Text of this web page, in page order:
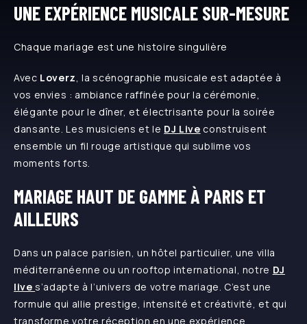
UNE EXPÉRIENCE MUSICALE SUR-MESURE
Chaque mariage est une histoire singulière
Avec Loverz , la scénographie musicale est adaptée à
vos envies : ambiance raffinée pour la cérémonie,
élégante pour le dîner, et électrisante pour la soirée
dansante. Les musiciens et le DJ Live construisent
ensemble un fil rouge artistique qui sublime vos
moments forts.
MARIAGE HAUT DE GAMME À PARIS ET
AILLEURS
Dans un palace parisien, un hôtel particulier, une villa
méditerranéenne ou un rooftop international, notre DJ
lives’adapte à l’univers de votre mariage. C’est une
formule qui allie prestige, intensité et créativité, et qui
transforme votre réception en une expérience